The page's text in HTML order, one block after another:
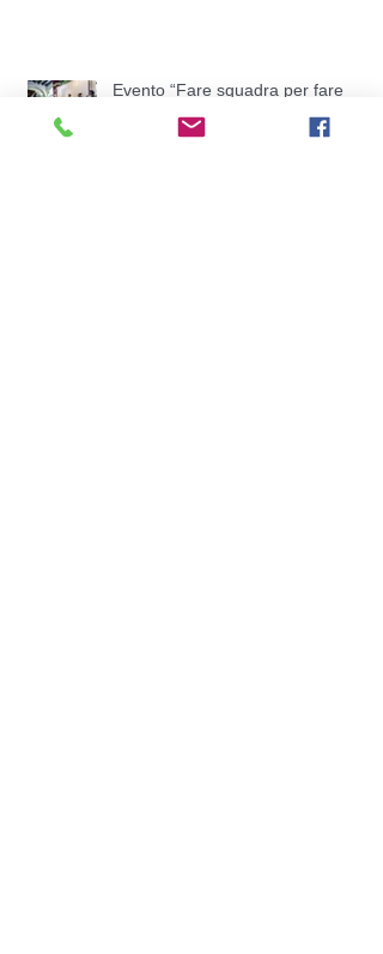
Evento “Fare squadra per fare